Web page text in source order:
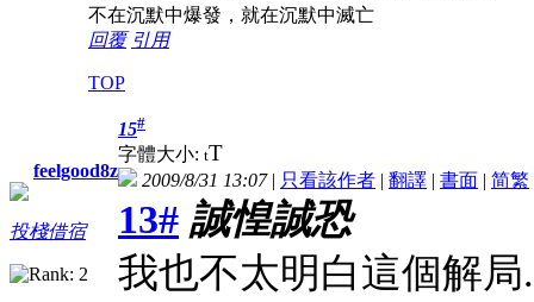
不在沉默中爆發，就在沉默中滅亡
回覆 引用
TOP
feelgood8z
投棧借宿
15#
字體大小: tT
2009/8/31 13:07| 只看該作者 | 翻譯 | 書面 | 简繁
13# 誠惶誠恐
我也不太明白這個解局